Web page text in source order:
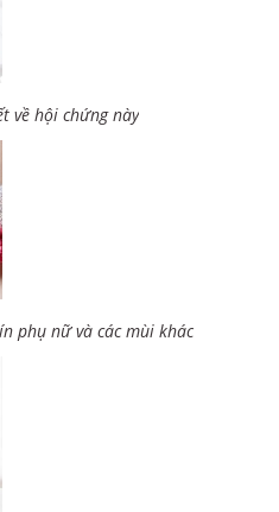
về hội chứng này
phụ nữ và các mùi khác